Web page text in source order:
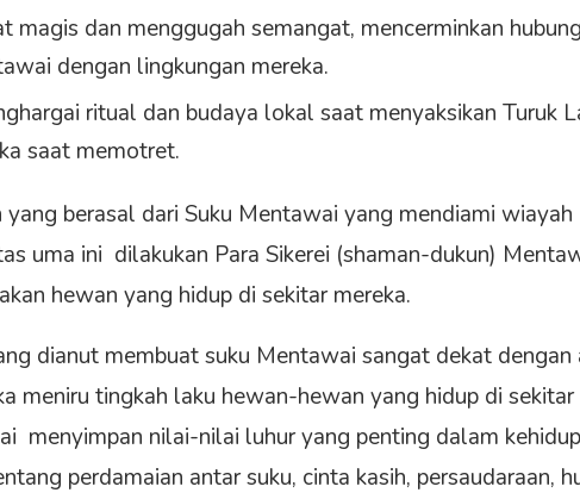
magis dan menggugah semangat, mencerminkan
dengan lingkungan mereka.
ritual dan budaya lokal saat menyaksikan Turuk
saat memotret.
berasal dari Suku Mentawai yang mendiami wiayah
uma ini dilakukan Para Sikerei (shaman-dukun)
hewan yang hidup di sekitar mereka.
dianut membuat suku Mentawai sangat dekat dengan
meniru tingkah laku hewan-hewan yang hidup di sekitar
menyimpan nilai-nilai luhur yang penting dalam
perdamaian antar suku, cinta kasih, persaudaraan,